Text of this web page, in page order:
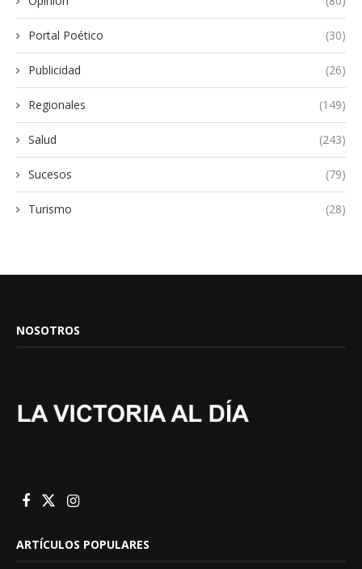
Portal Poético (30)
Publicidad (26)
Regionales (149)
Salud (243)
Sucesos (79)
Turismo (28)
NOSOTROS
ARTÍCULOS POPULARES